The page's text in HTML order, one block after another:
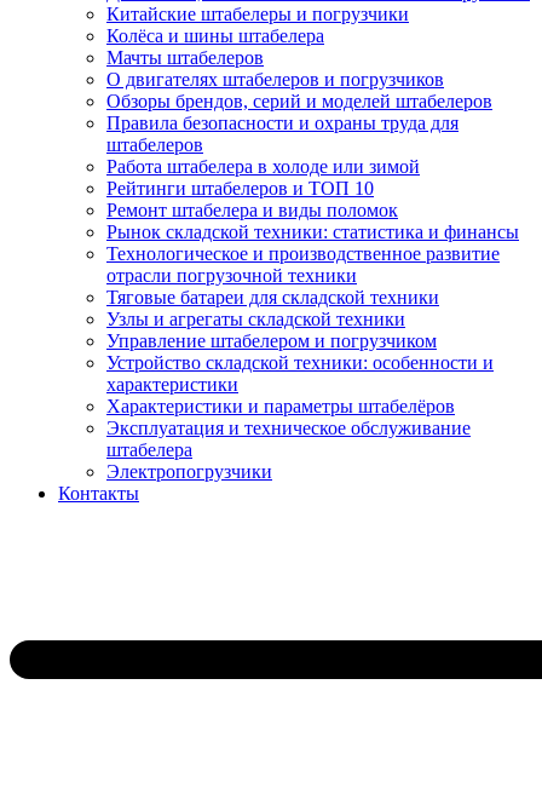
Китайские штабелеры и погрузчики
Колёса и шины штабелера
Мачты штабелеров
О двигателях штабелеров и погрузчиков
Обзоры брендов, серий и моделей штабелеров
Правила безопасности и охраны труда для
штабелеров
Работа штабелера в холоде или зимой
Рейтинги штабелеров и ТОП 10
Ремонт штабелера и виды поломок
Рынок складской техники: статистика и финансы
Технологическое и производственное развитие
отрасли погрузочной техники
Тяговые батареи для складской техники
Узлы и агрегаты складской техники
Управление штабелером и погрузчиком
Устройство складской техники: особенности и
характеристики
Характеристики и параметры штабелёров
Эксплуатация и техническое обслуживание
штабелера
Электропогрузчики
Контакты